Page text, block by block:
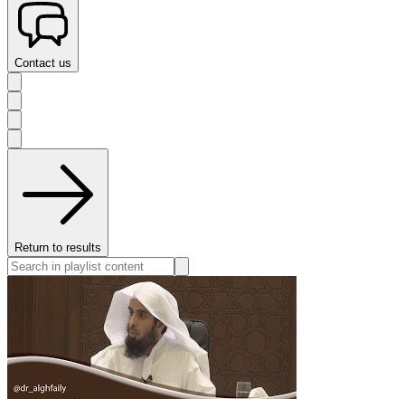
Contact us
Return to results